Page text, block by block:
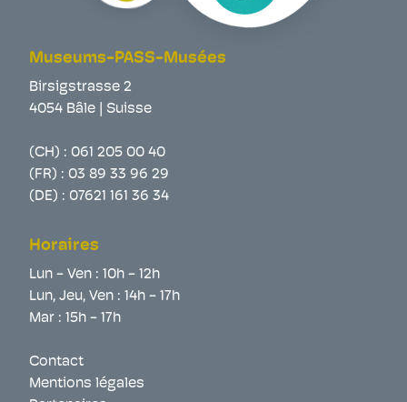
Museums-PASS-Musées
Birsigstrasse 2
4054 Bâle | Suisse
(CH) : 061 205 00 40
(FR) : 03 89 33 96 29
(DE) : 07621 161 36 34
Horaires
Lun - Ven : 10h - 12h
Lun, Jeu, Ven : 14h - 17h
Mar : 15h - 17h
Contact
Mentions légales